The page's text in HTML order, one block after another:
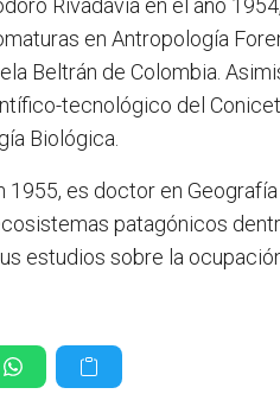
Rivadavia en el año
en Antropología
Beltrán de Colombia.
tecnológico del
Biológica.
1955, es doctor en
patagónicos
estudios sobre la